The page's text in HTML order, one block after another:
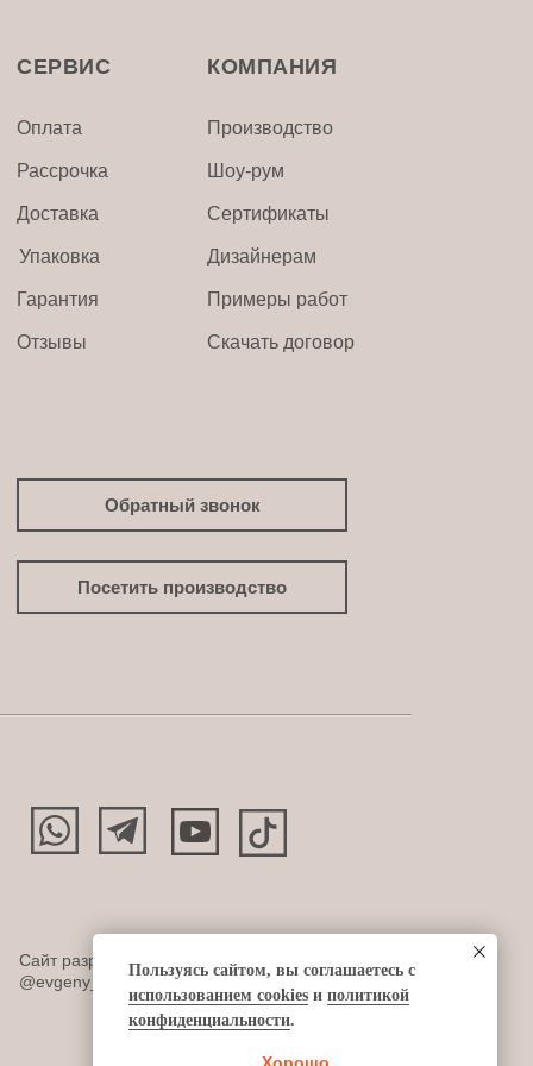
Пользуясь сайтом, вы соглашаетесь с
использованием cookies и политикой
конфиденциальности.
Посетить производство
Обратный звонок
Примеры работ
Сертификаты
Дизайнерам
Сайт разработан:
@evgeny_design
Производство
Скачать договор
КОМПАНИЯ
Оплата
Упаковка
СЕРВИС
Гарантия
Отзывы
Доставка
Шоу-рум
Рассрочка